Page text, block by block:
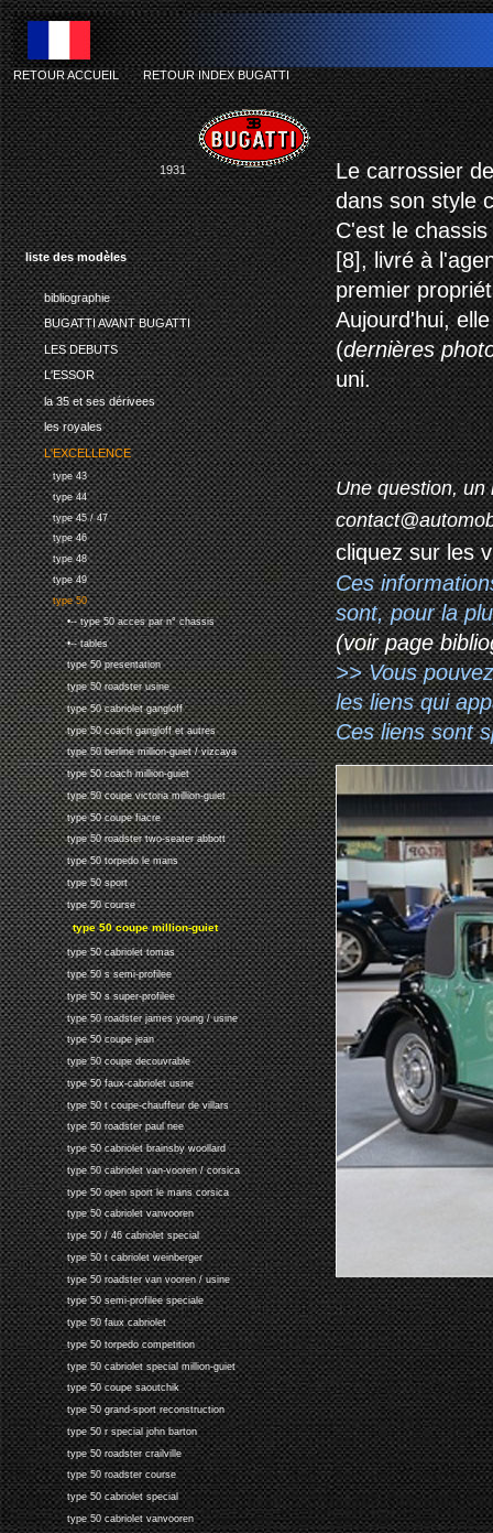
liste des modèles
bibliographie
BUGATTI AVANT BUGATTI
LES DEBUTS
L'ESSOR
la 35 et ses dérivees
les royales
L'EXCELLENCE
type 43
type 44
type 45 / 47
type 46
type 48
type 49
type 50
•-- type 50 acces par n° chassis
•-- tables
type 50 presentation
type 50 roadster usine
type 50 cabriolet gangloff
type 50 coach gangloff et autres
type 50 berline million-guiet / vizcaya
type 50 coach million-guiet
type 50 coupe victoria million-guiet
type 50 coupe fiacre
type 50 roadster two-seater abbott
type 50 torpedo le mans
type 50 sport
type 50 course
type 50 coupe million-guiet
type 50 cabriolet tomas
type 50 s semi-profilee
type 50 s super-profilee
type 50 roadster james young / usine
type 50 coupe jean
type 50 coupe decouvrable
type 50 faux-cabriolet usine
type 50 t coupe-chauffeur de villars
type 50 roadster paul nee
type 50 cabriolet brainsby woollard
type 50 cabriolet van-vooren / corsica
type 50 open sport le mans corsica
type 50 cabriolet vanvooren
type 50 / 46 cabriolet special
type 50 t cabriolet weinberger
type 50 roadster van vooren / usine
type 50 semi-profilee speciale
type 50 faux cabriolet
type 50 torpedo competition
type 50 cabriolet special million-guiet
type 50 coupe saoutchik
type 50 grand-sport reconstruction
type 50 r special john barton
type 50 roadster crailville
type 50 roadster course
type 50 cabriolet special
type 50 cabriolet vanvooren
RETOUR ACCUEIL-RETOUR INDEX BUGATTI
1931
Le carrossier
dans son style
C'est le
[8], livré à
premier
Aujourd'hui,
(dernières
uni.
Une question, un
cliquez sur les
Ces
sont, pour la
(voir page
>> Vous
les liens qui
Ces liens sont